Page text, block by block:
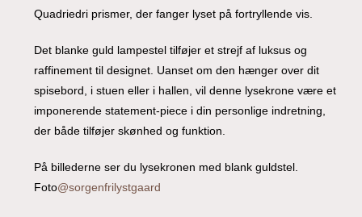
Quadriedri prismer, der fanger lyset på fortryllende vis.
Det blanke guld lampestel tilføjer et strejf af luksus og
raffinement til designet. Uanset om den hænger over dit
spisebord, i stuen eller i hallen, vil denne lysekrone være et
imponerende statement-piece i din personlige indretning,
der både tilføjer skønhed og funktion.
På billederne ser du lysekronen med blank guldstel.
Foto@sorgenfrilystgaard